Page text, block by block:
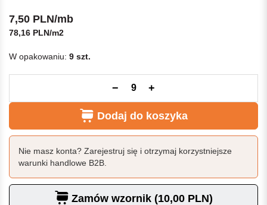
7,50 PLN/mb
78,16 PLN/m2
W opakowaniu: 9 szt.
− +
Dodaj do koszyka
Nie masz konta? Zarejestruj się i otrzymaj korzystniejsze
warunki handlowe B2B.
Zamów wzornik (10,00 PLN)